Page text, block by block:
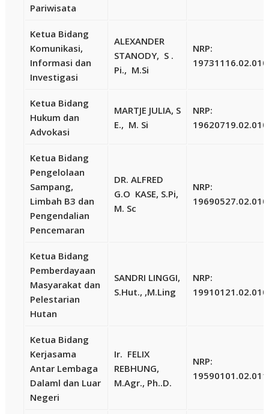
Pariwisata
Ketua Bidang
Komunikasi,
Informasi dan
Investigasi
ALEXANDER
STANODY, S .
Pi., M.Si
NRP:
Ketua Bidang
Hukum dan
Advokasi
MARTJE JULIA, S
E., M. Si
NRP:
Ketua Bidang
Pengelolaan
Sampang,
Limbah B3 dan
Pengendalian
Pencemaran
DR. ALFRED
G.O KASE, S.Pi,
M. Sc
NRP:
Ketua Bidang
Pemberdayaan
Masyarakat dan
Pelestarian
Hutan
SANDRI LINGGI,
S.Hut., ,M.Ling
NRP:
Ketua Bidang
Kerjasama
Antar Lembaga
Dalaml dan Luar
Negeri
Ir. FELIX
REBHUNG,
M.Agr., Ph..D.
NRP: